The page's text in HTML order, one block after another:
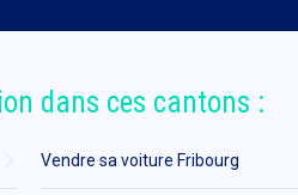
dans ces cantons :
Vendre sa voiture Fribourg